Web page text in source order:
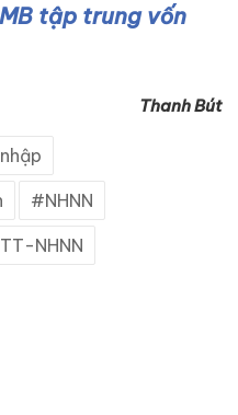
tập trung vốn
Thanh Bút
NHNN
NHNN